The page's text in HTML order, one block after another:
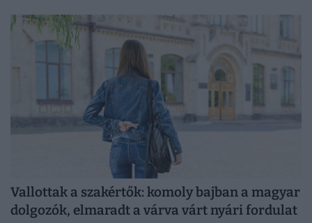
Vallottak a szakértők: komoly bajban a magyar
dolgozók, elmaradt a várva várt nyári fordulat